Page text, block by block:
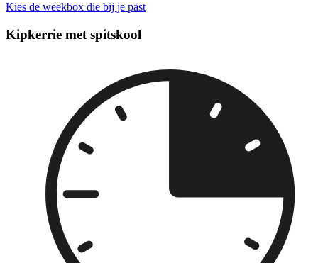
Kies de weekbox die bij je past
Kipkerrie met spitskool